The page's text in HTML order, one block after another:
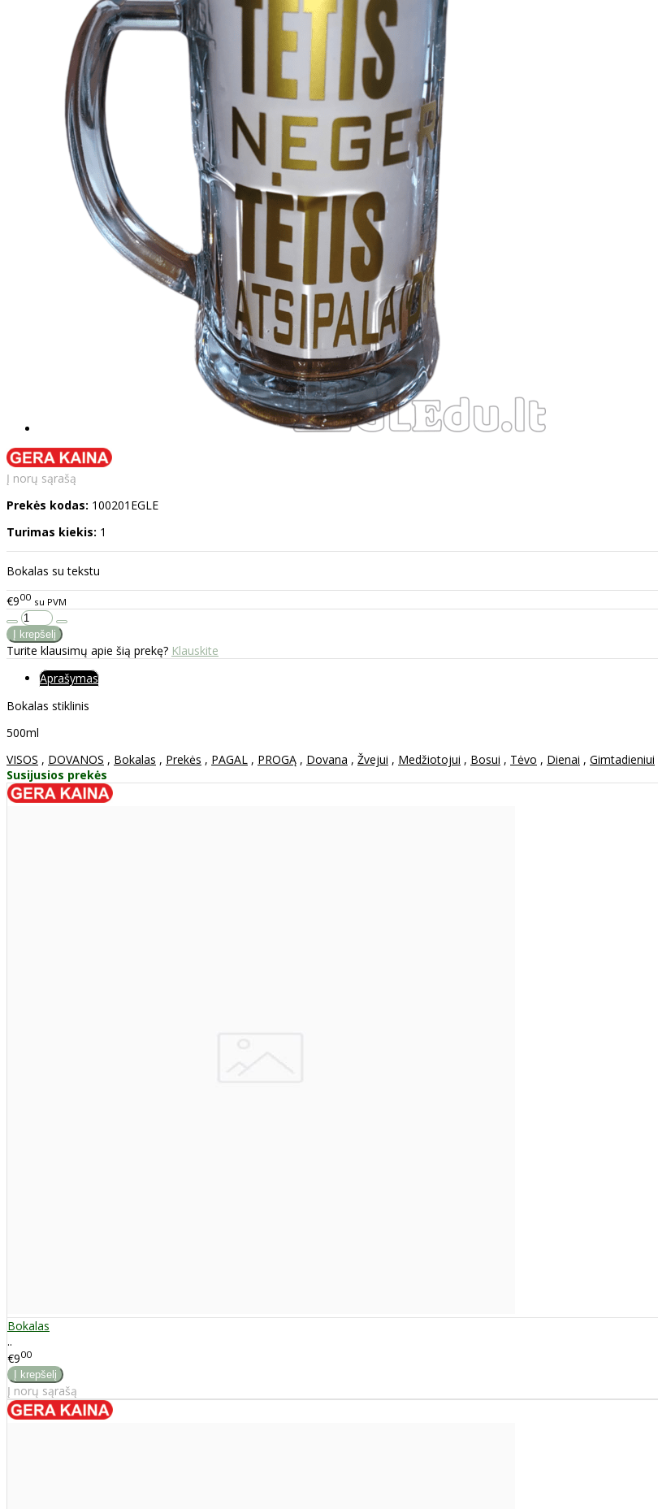
Į norų sąrašą
Prekės kodas: 100201EGLE
Turimas kiekis: 1
Bokalas su tekstu
€900 su PVM
Turite klausimų apie šią prekę? Klauskite
Aprašymas
Bokalas stiklinis
500ml
VISOS , DOVANOS , Bokalas , Prekės , PAGAL , PROGĄ , Dovana , Žvejui , Medžiotojui , Bosui , Tėvo , Dienai , Gimtadieniui
Susijusios prekės
Bokalas
..
€900
Į norų sąrašą